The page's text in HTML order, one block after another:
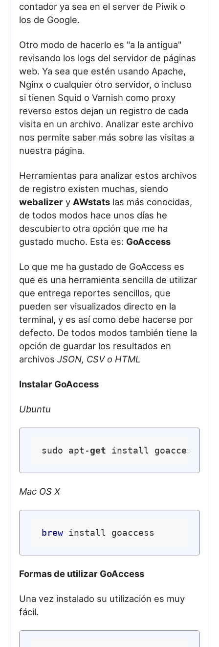
contador ya sea en el server de Piwik o
los de Google.
Otro modo de hacerlo es "a la antigua"
revisando los logs del servidor de páginas
web. Ya sea que estén usando Apache,
Nginx o cualquier otro servidor, o incluso
si tienen Squid o Varnish como proxy
reverso estos dejan un registro de cada
visita en un archivo. Analizar este archivo
nos permite saber más sobre las visitas a
nuestra página.
Herramientas para analizar estos archivos
de registro existen muchas, siendo
webalizer y AWstats las más conocidas,
de todos modos hace unos días he
descubierto otra opción que me ha
gustado mucho. Esta es: GoAccess
Lo que me ha gustado de GoAccess es
que es una herramienta sencilla de utilizar
que entrega reportes sencillos, que
pueden ser visualizados directo en la
terminal, y es así como debe hacerse por
defecto. De todos modos también tiene la
opción de guardar los resultados en
archivosJSON, CSV o HTML
Instalar GoAccess
Ubuntu
sudo apt-get
Mac OS X
brew
Formas de utilizar GoAccess
Una vez instalado su utilización es muy
fácil.